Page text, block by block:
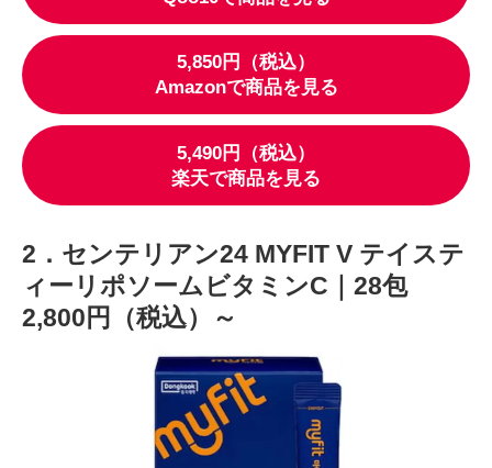
5,850円（税込）
Amazonで商品を見る
5,490円（税込）
楽天で商品を見る
2．センテリアン24 MYFIT V テイステ
ィーリポソームビタミンC｜28包
2,800円（税込）～